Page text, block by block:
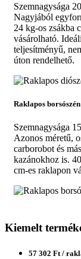
Szemnagysága
Nagyjából
24 kg-os zsákba
vásárolható.
teljesítményű,
úton rendelhető.
Raklapos borsószén
Szemnagysága
Azonos méretű,
carborobot és
kazánokhoz is.
cm-es raklapon
Kiemelt
57 302 Ft /